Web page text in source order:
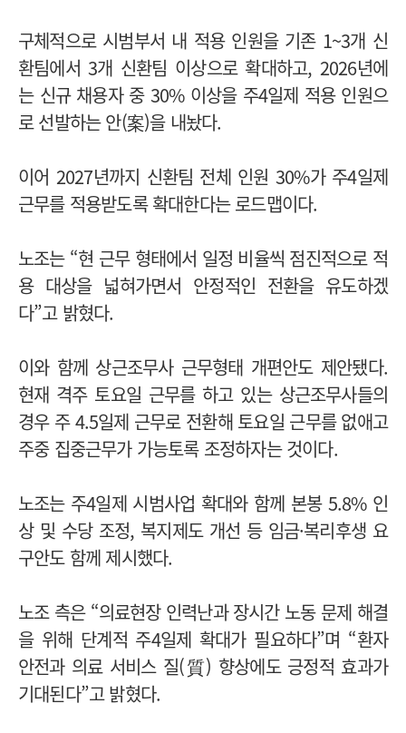
구체적으로 시범부서 내 적용 인원을 기존 1~3개 신
환팀에서 3개 신환팀 이상으로 확대하고, 2026년에
는 신규 채용자 중 30% 이상을 주4일제 적용 인원으
로 선발하는 안(案)을 내놨다.
이어 2027년까지 신환팀 전체 인원 30%가 주4일제
근무를 적용받도록 확대한다는 로드맵이다.
노조는 “현 근무 형태에서 일정 비율씩 점진적으로 적
용 대상을 넓혀가면서 안정적인 전환을 유도하겠
다”고 밝혔다.
이와 함께 상근조무사 근무형태 개편안도 제안됐다.
현재 격주 토요일 근무를 하고 있는 상근조무사들의
경우 주 4.5일제 근무로 전환해 토요일 근무를 없애고
주중 집중근무가 가능토록 조정하자는 것이다.
노조는 주4일제 시범사업 확대와 함께 본봉 5.8% 인
상 및 수당 조정, 복지제도 개선 등 임금·복리후생 요
구안도 함께 제시했다.
노조 측은 “의료현장 인력난과 장시간 노동 문제 해결
을 위해 단계적 주4일제 확대가 필요하다”며 “환자
안전과 의료 서비스 질(質) 향상에도 긍정적 효과가
기대된다”고 밝혔다.